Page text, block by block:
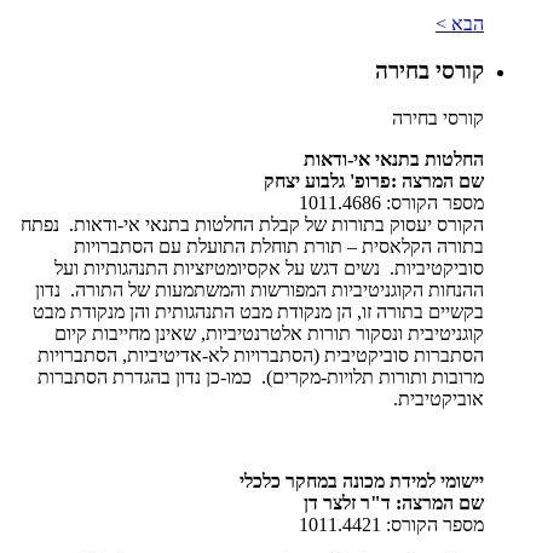
הבא >
קורסי בחירה
קורסי בחירה
החלטות בתנאי אי-ודאות
שם המרצה :פרופ' גלבוע יצחק
מספר הקורס: 1011.4686
הקורס יעסוק בתורות של קבלת החלטות בתנאי אי-ודאות. נפתח
בתורה הקלאסית – תורת תוחלת התועלת עם הסתברויות
סוביקטיביות. נשים דגש על אקסיומטיזציות התנהגותיות ועל
ההנחות הקוגניטיביות המפורשות והמשתמעות של התורה. נדון
בקשיים בתורה זו, הן מנקודת מבט התנהגותית והן מנקודת מבט
קוגניטיבית ונסקור תורות אלטרנטיביות, שאינן מחייבות קיום
הסתברות סוביקטיבית (הסתברויות לא-אדיטיביות, הסתברויות
מרובות ותורות תלויות-מקרים). כמו-כן נדון בהגדרת הסתברות
אוביקטיבית.
יישומי למידת מכונה במחקר כלכלי
שם המרצה: ד"ר זלצר דן
מספר הקורס: 1011.4421